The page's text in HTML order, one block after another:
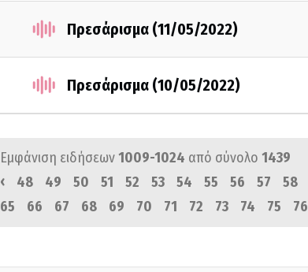
Πρεσάρισμα (11/05/2022)
Πρεσάρισμα (10/05/2022)
Εμφάνιση ειδήσεων1009-1024 από σύνολο 1439
‹
48 49 50 51 52 53 54 55 56 57 58
65
66 67 68 69 70 71 72 73 74 75 76